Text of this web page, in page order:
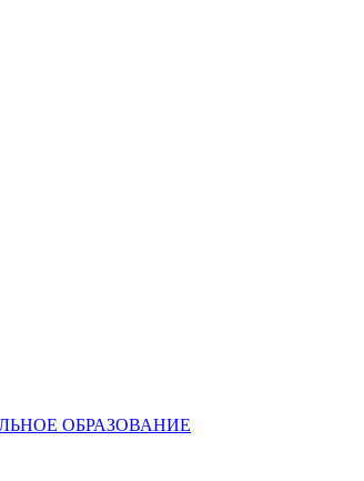
ОБРАЗОВАНИЕ